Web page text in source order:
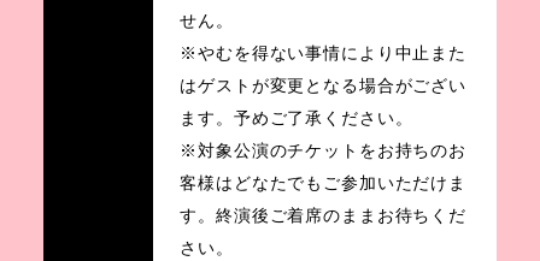
せん。
※やむを得ない事情により中止また
はゲストが変更となる場合がござい
ます。予めご了承ください。
※対象公演のチケットをお持ちのお
客様はどなたでもご参加いただけま
す。終演後ご着席のままお待ちくだ
さい。